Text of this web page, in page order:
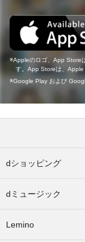
Appleのロゴ、App Store
す。App Storeは、Apple
Google Play および
dショッピング
dミュージック
Lemino